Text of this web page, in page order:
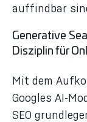
auffindbar
Generative
Disziplin für
Mit dem
Googles AI-
SEO